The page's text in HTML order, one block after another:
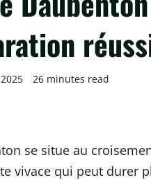
26 minutes read
se situe au
vivace qui peut durer